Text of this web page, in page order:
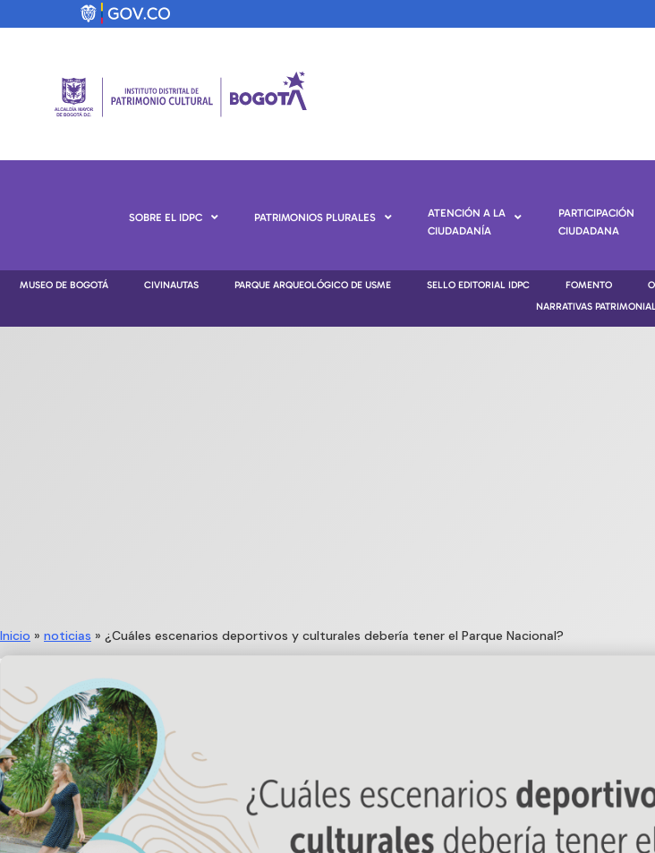
SOBRE EL IDPC PATRIMONIOS PLURALES
ATENCIÓN A LA
CIUDADANÍA
PARTICIPACIÓN
CIUDADANA
MUSEO DE BOGOTÁ CIVINAUTAS PARQUE ARQUEOLÓGICO DE USME SELLO EDITORIAL IDPC FOMENTO
NARRATIVAS
Inicio » noticias » ¿Cuáles escenarios deportivos y culturales debería tener el Parque Nacional?​